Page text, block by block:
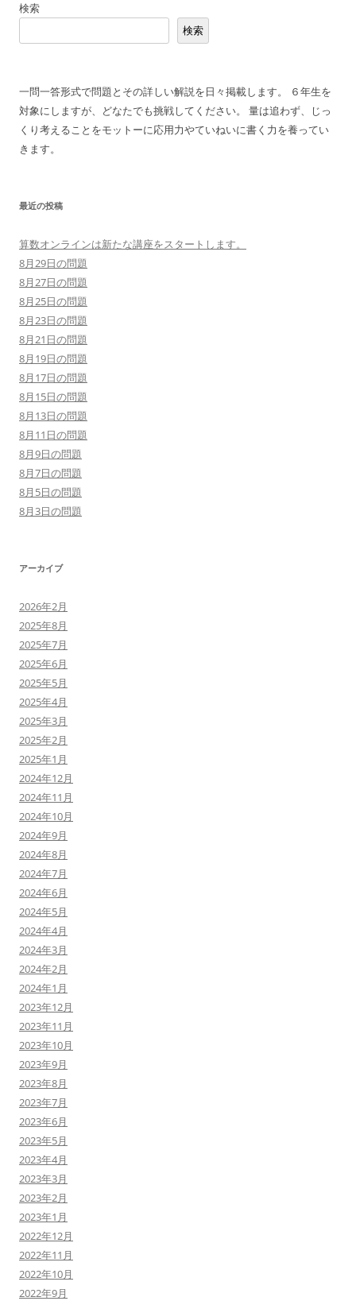
ビ
ョ
ン
検索
検索
一問一答形式で問題とその詳しい解説を日々掲載します。 ６年生を
対象にしますが、どなたでも挑戦してください。 量は追わず、じっ
くり考えることをモットーに応用力やていねいに書く力を養ってい
きます。
最近の投稿
算数オンラインは新たな講座をスタートします。
8月29日の問題
8月27日の問題
8月25日の問題
8月23日の問題
8月21日の問題
8月19日の問題
8月17日の問題
8月15日の問題
8月13日の問題
8月11日の問題
8月9日の問題
8月7日の問題
8月5日の問題
8月3日の問題
アーカイブ
2026年2月
2025年8月
2025年7月
2025年6月
2025年5月
2025年4月
2025年3月
2025年2月
2025年1月
2024年12月
2024年11月
2024年10月
2024年9月
2024年8月
2024年7月
2024年6月
2024年5月
2024年4月
2024年3月
2024年2月
2024年1月
2023年12月
2023年11月
2023年10月
2023年9月
2023年8月
2023年7月
2023年6月
2023年5月
2023年4月
2023年3月
2023年2月
2023年1月
2022年12月
2022年11月
2022年10月
2022年9月